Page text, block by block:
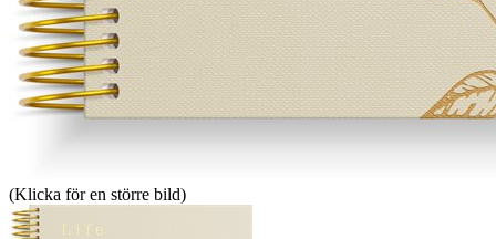
(Klicka för en större bild)